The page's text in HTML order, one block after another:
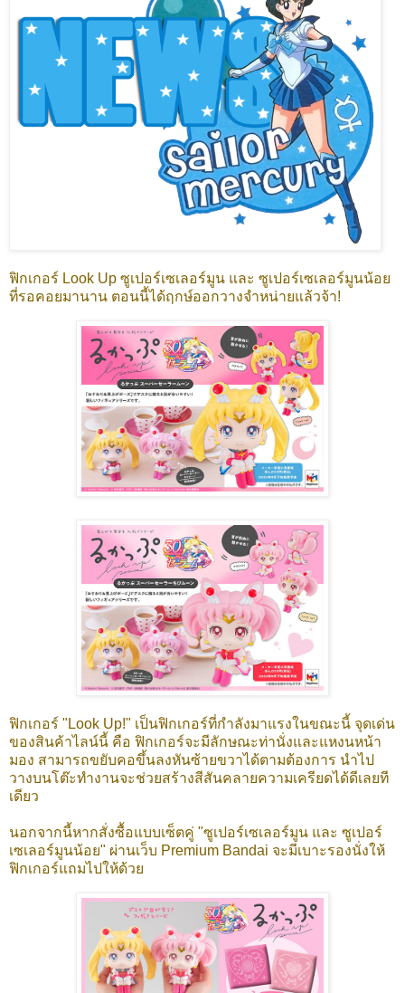
ฟิกเกอร์ Look Up ซูเปอร์เซเลอร์มูน และ ซูเปอร์เซเลอร์มูนน้อย
ที่รอคอยมานาน ตอนนี้ได้ฤกษ์ออกวางจำหน่ายแล้วจ้า!
ฟิกเกอร์ "Look Up!" เป็นฟิกเกอร์ที่กำลังมาแรงในขณะนี้ จุดเด่น
ของสินค้าไลน์นี้ คือ ฟิกเกอร์จะมีลักษณะท่านั่งและแหงนหน้า
มอง สามารถขยับคอขึ้นลงหันซ้ายขวาได้ตามต้องการ นำไป
วางบนโต๊ะทำงานจะช่วยสร้างสีสันคลายความเครียดได้ดีเลยที
เดียว
นอกจากนี้หากสั่งซื้อแบบเซ็ตคู่ "ซูเปอร์เซเลอร์มูน และ ซูเปอร์
เซเลอร์มูนน้อย" ผ่านเว็บ Premium Bandai จะมีเบาะรองนั่งให้
ฟิกเกอร์แถมไปให้ด้วย